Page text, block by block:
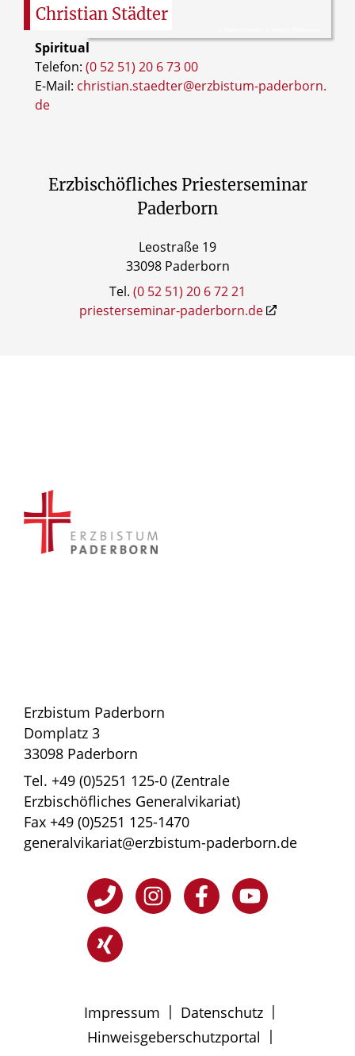
Christian Städter
Spiritual
Telefon: (0 52 51) 20 6 73 00
E-Mail: christian.staedter@erzbistum-paderborn.
de
Erzbischöfliches Priesterseminar
Paderborn
Leostraße 19
33098 Paderborn
Tel. (0 52 51) 20 6 72 21
priesterseminar-paderborn.de
Erzbistum Paderborn
Domplatz 3
33098 Paderborn
Tel. +49 (0)5251 125-0 (Zentrale
Erzbischöfliches Generalvikariat)
Fax +49 (0)5251 125-1470
generalvikariat@erzbistum-paderborn.de
Impressum | Datenschutz |
Hinweisgeberschutzportal |